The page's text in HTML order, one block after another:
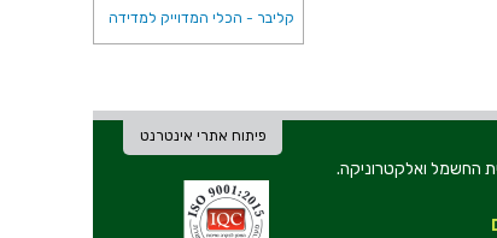
קליבר - הכלי המדוייק למדידה
פיתוח אתרי אינטרנט
לתעשיית החשמל ואלקטרוניקה.